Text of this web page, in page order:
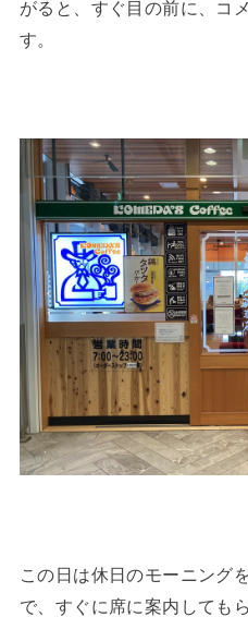
がると、すぐ目の前に、コ
す。
この日は休日のモーニング
で、すぐに席に案内しても